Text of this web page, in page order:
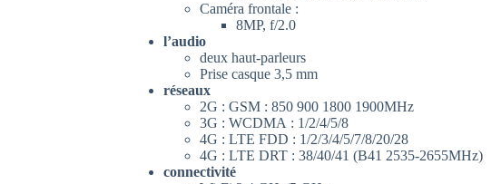
Caméra frontale :
8MP, f/2.0
l’audio
deux haut-parleurs
Prise casque 3,5 mm
réseaux
2G : GSM : 850 900 1800 1900MHz
3G : WCDMA : 1/2/4/5/8
4G : LTE FDD : 1/2/3/4/5/7/8/20/28
4G : LTE DRT : 38/40/41 (B41 2535-2655MHz)
connectivité